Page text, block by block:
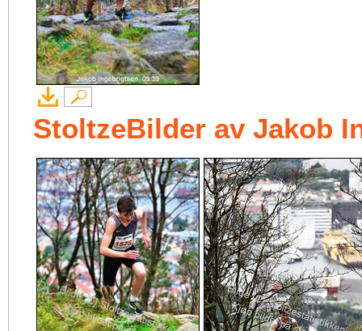
StoltzeBilder av Jakob